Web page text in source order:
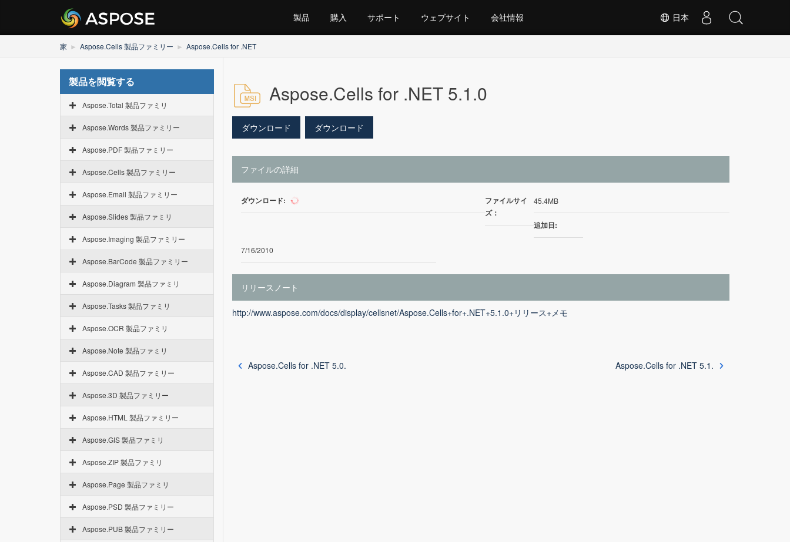
日本
製品 購入 サポート ウェブサイト 会社情報
家 Aspose.Cells 製品ファミリー Aspose.Cells for .NET
製品を閲覧する
Aspose.Total 製品ファミリ
Aspose.Words 製品ファミリー
Aspose.PDF 製品ファミリー
Aspose.Cells 製品ファミリー
Aspose.Email 製品ファミリー
Aspose.Slides 製品ファミリ
Aspose.Imaging 製品ファミリー
Aspose.BarCode 製品ファミリー
Aspose.Diagram 製品ファミリ
Aspose.Tasks 製品ファミリ
Aspose.OCR 製品ファミリ
Aspose.Note 製品ファミリ
Aspose.CAD 製品ファミリー
Aspose.3D 製品ファミリー
Aspose.HTML 製品ファミリー
Aspose.GIS 製品ファミリ
Aspose.ZIP 製品ファミリ
Aspose.Page 製品ファミリ
Aspose.PSD 製品ファミリー
Aspose.PUB 製品ファミリー
Aspose.Cells for .NET 5.1.0
ダウンロード ダウンロード
ファイルの詳細
ダウンロード: 238
ファイルサイ
ズ：
45.4MB
追加日:
7/16/2010
リリースノート
http://www.aspose.com/docs/display/cellsnet/Aspose.Cells+for+.NET+5.1.0+リリース+メモ
Aspose.Cells for .NET 5.0. Aspose.Cells for .NET 5.1.